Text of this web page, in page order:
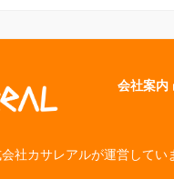
会社案内
社カサレアルが運営してい